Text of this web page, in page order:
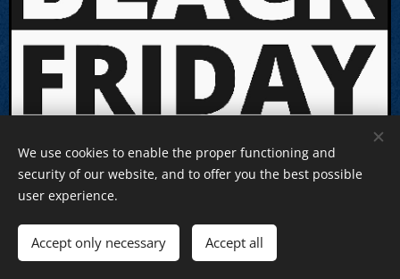
Mit szólnál, ha nyernél
hozzánk egy utalványt?
Nem kell mást tenned, csak vásárolni egy
We use cookies to enable the proper functioning and
security of our website, and to offer you the best possible
user experience.
Accept only necessary Accept all